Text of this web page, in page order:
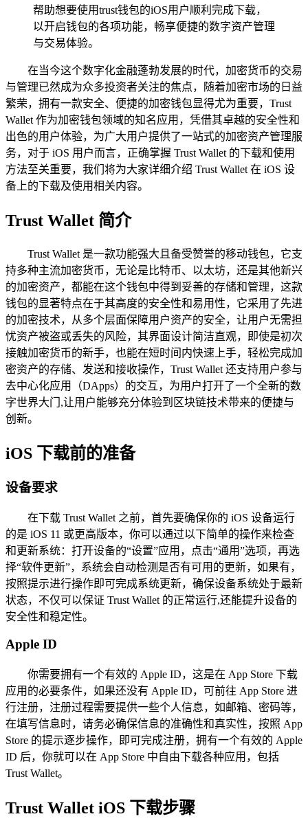
帮助想要使用trust钱包的iOS用户顺利完成下载，
以开启钱包的各项功能，畅享便捷的数字资产管理
与交易体验。
在当今这个数字化金融蓬勃发展的时代，加密货币的交易
与管理已然成为众多投资者关注的焦点，随着加密市场的日益
繁荣，拥有一款安全、便捷的加密钱包显得尤为重要，Trust
Wallet 作为加密钱包领域的知名应用，凭借其卓越的安全性和
出色的用户体验，为广大用户提供了一站式的加密资产管理服
务，对于 iOS 用户而言，正确掌握 Trust Wallet 的下载和使用
方法至关重要，我们将为大家详细介绍 Trust Wallet 在 iOS 设
备上的下载及使用相关内容。
Trust Wallet 简介
Trust Wallet 是一款功能强大且备受赞誉的移动钱包，它支
持多种主流加密货币，无论是比特币、以太坊，还是其他新兴
的加密资产，都能在这个钱包中得到妥善的存储和管理，这款
钱包的显著特点在于其高度的安全性和易用性，它采用了先进
的加密技术，从多个层面保障用户资产的安全，让用户无需担
忧资产被盗或丢失的风险，其界面设计简洁直观，即使是初次
接触加密货币的新手，也能在短时间内快速上手，轻松完成加
密资产的存储、发送和接收操作，Trust Wallet 还支持用户参与
去中心化应用（DApps）的交互，为用户打开了一个全新的数
字世界大门,让用户能够充分体验到区块链技术带来的便捷与
创新。
iOS 下载前的准备
设备要求
在下载 Trust Wallet 之前，首先要确保你的 iOS 设备运行
的是 iOS 11 或更高版本，你可以通过以下简单的操作来检查
和更新系统：打开设备的“设置”应用，点击“通用”选项，再选
择“软件更新”，系统会自动检测是否有可用的更新，如果有，
按照提示进行操作即可完成系统更新，确保设备系统处于最新
状态，不仅可以保证 Trust Wallet 的正常运行,还能提升设备的
安全性和稳定性。
Apple ID
你需要拥有一个有效的 Apple ID，这是在 App Store 下载
应用的必要条件，如果还没有 Apple ID，可前往 App Store 进
行注册，注册过程需要提供一些个人信息，如邮箱、密码等，
在填写信息时，请务必确保信息的准确性和真实性，按照 App
Store 的提示逐步操作，即可完成注册，拥有一个有效的 Apple
ID 后，你就可以在 App Store 中自由下载各种应用，包括
Trust Wallet。
Trust Wallet iOS 下载步骤